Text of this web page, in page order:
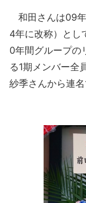
和田さんは09
4年に改称）とし
0年間グループの
る1期メンバー全
紗季さんから連